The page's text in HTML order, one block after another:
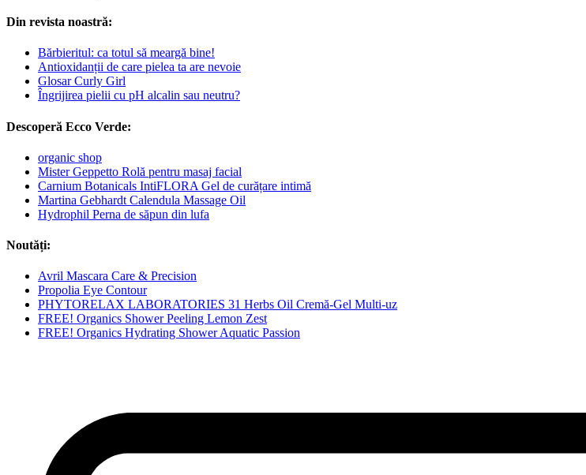
Din revista noastră:
Bărbieritul: ca totul să meargă bine!
Antioxidanții de care pielea ta are nevoie
Glosar Curly Girl
Îngrijirea pielii cu pH alcalin sau neutru?
Descoperă Ecco Verde:
organic shop
Mister Geppetto Rolă pentru masaj facial
Carnium Botanicals IntiFLORA Gel de curățare intimă
Martina Gebhardt Calendula Massage Oil
Hydrophil Perna de săpun din lufa
Noutăți:
Avril Mascara Care & Precision
Propolia Eye Contour
PHYTORELAX LABORATORIES 31 Herbs Oil Cremă-Gel Multi-uz
FREE! Organics Shower Peeling Lemon Zest
FREE! Organics Hydrating Shower Aquatic Passion